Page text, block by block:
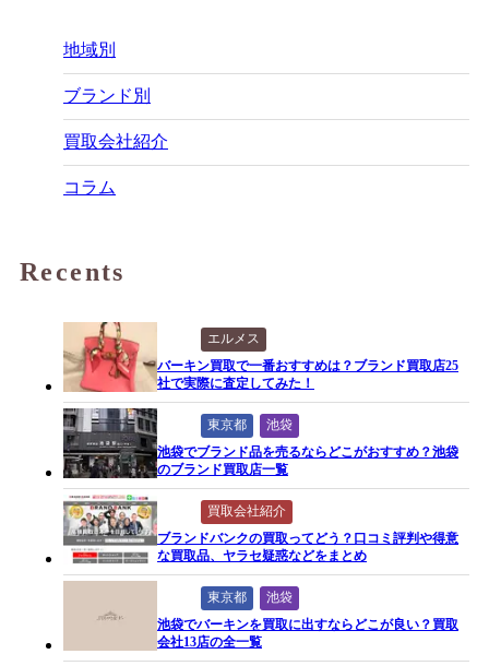
地域別
ブランド別
買取会社紹介
コラム
Recents
エルメス
バーキン買取で一番おすすめは？ブランド買取店25
社で実際に査定してみた！
東京都
池袋
池袋でブランド品を売るならどこがおすすめ？池袋
のブランド買取店一覧
買取会社紹介
ブランドバンクの買取ってどう？口コミ評判や得意
な買取品、ヤラセ疑惑などをまとめ
東京都
池袋
池袋でバーキンを買取に出すならどこが良い？買取
会社13店の全一覧